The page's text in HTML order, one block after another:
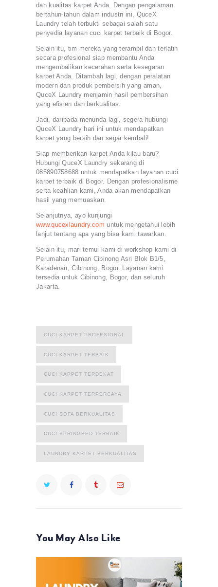
dan kualitas karpet Anda. Dengan pengalaman
bertahun-tahun dalam industri ini, QuceX
Laundry telah terbukti sebagai salah satu
penyedia layanan cuci karpet terbaik di Bogor.
Selain itu, tim mereka yang terampil dan terlatih
secara profesional siap membantu Anda
mengembalikan kecerahan serta kesegaran
karpet Anda. Ditambah lagi, dengan peralatan
modern dan produk pembersih yang aman,
QuceX Laundry menjamin hasil pembersihan
yang efisien dan berkualitas.
Jadi, daripada menunda lagi, segera hubungi
QuceX Laundry hari ini untuk mendapatkan
karpet yang bersih dan segar kembali!
Siap memberikan karpet Anda kilau baru?
Hubungi QuceX Laundry sekarang di
085890758688 untuk mendapatkan layanan cuci
karpet terbaik di Bogor. Dengan profesionalisme
serta keahlian kami, Anda akan mendapatkan
hasil yang memuaskan.
Selanjutnya, ayo kunjungi
www.qucexlaundry.com untuk mengetahui lebih
lanjut tentang apa yang bisa kami tawarkan.
Selain itu, mari temui kami di workshop kami di
Perumahan Taman Cibinong Asri Blok B1/5,
Karadenan, Cibinong, Bogor. Layanan kami
tersedia untuk Cibinong, Bogor, dan seluruh
Jakarta.
CUCI KARPET PROFESIONAL
CUCI KARPET TERBAIK
CUCI KARPET TERDEKAT
CUCI KARPET TERPERCAYA
CUCI SOFA BERKUALITAS
CUCI SPRINGBED TERBAIK
LAUNDRY KARPET BERKUALITAS
You May Also Like